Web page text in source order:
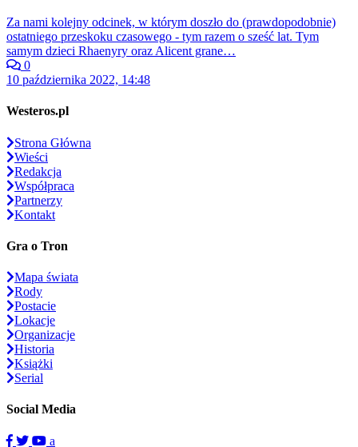
Za nami kolejny odcinek, w którym doszło do (prawdopodobnie)
ostatniego przeskoku czasowego - tym razem o sześć lat. Tym
samym dzieci Rhaenyry oraz Alicent grane…
0
10 października 2022, 14:48
Westeros.pl
Strona Główna
Wieści
Redakcja
Współpraca
Partnerzy
Kontakt
Gra o Tron
Mapa świata
Rody
Postacie
Lokacje
Organizacje
Historia
Książki
Serial
Social Media
a